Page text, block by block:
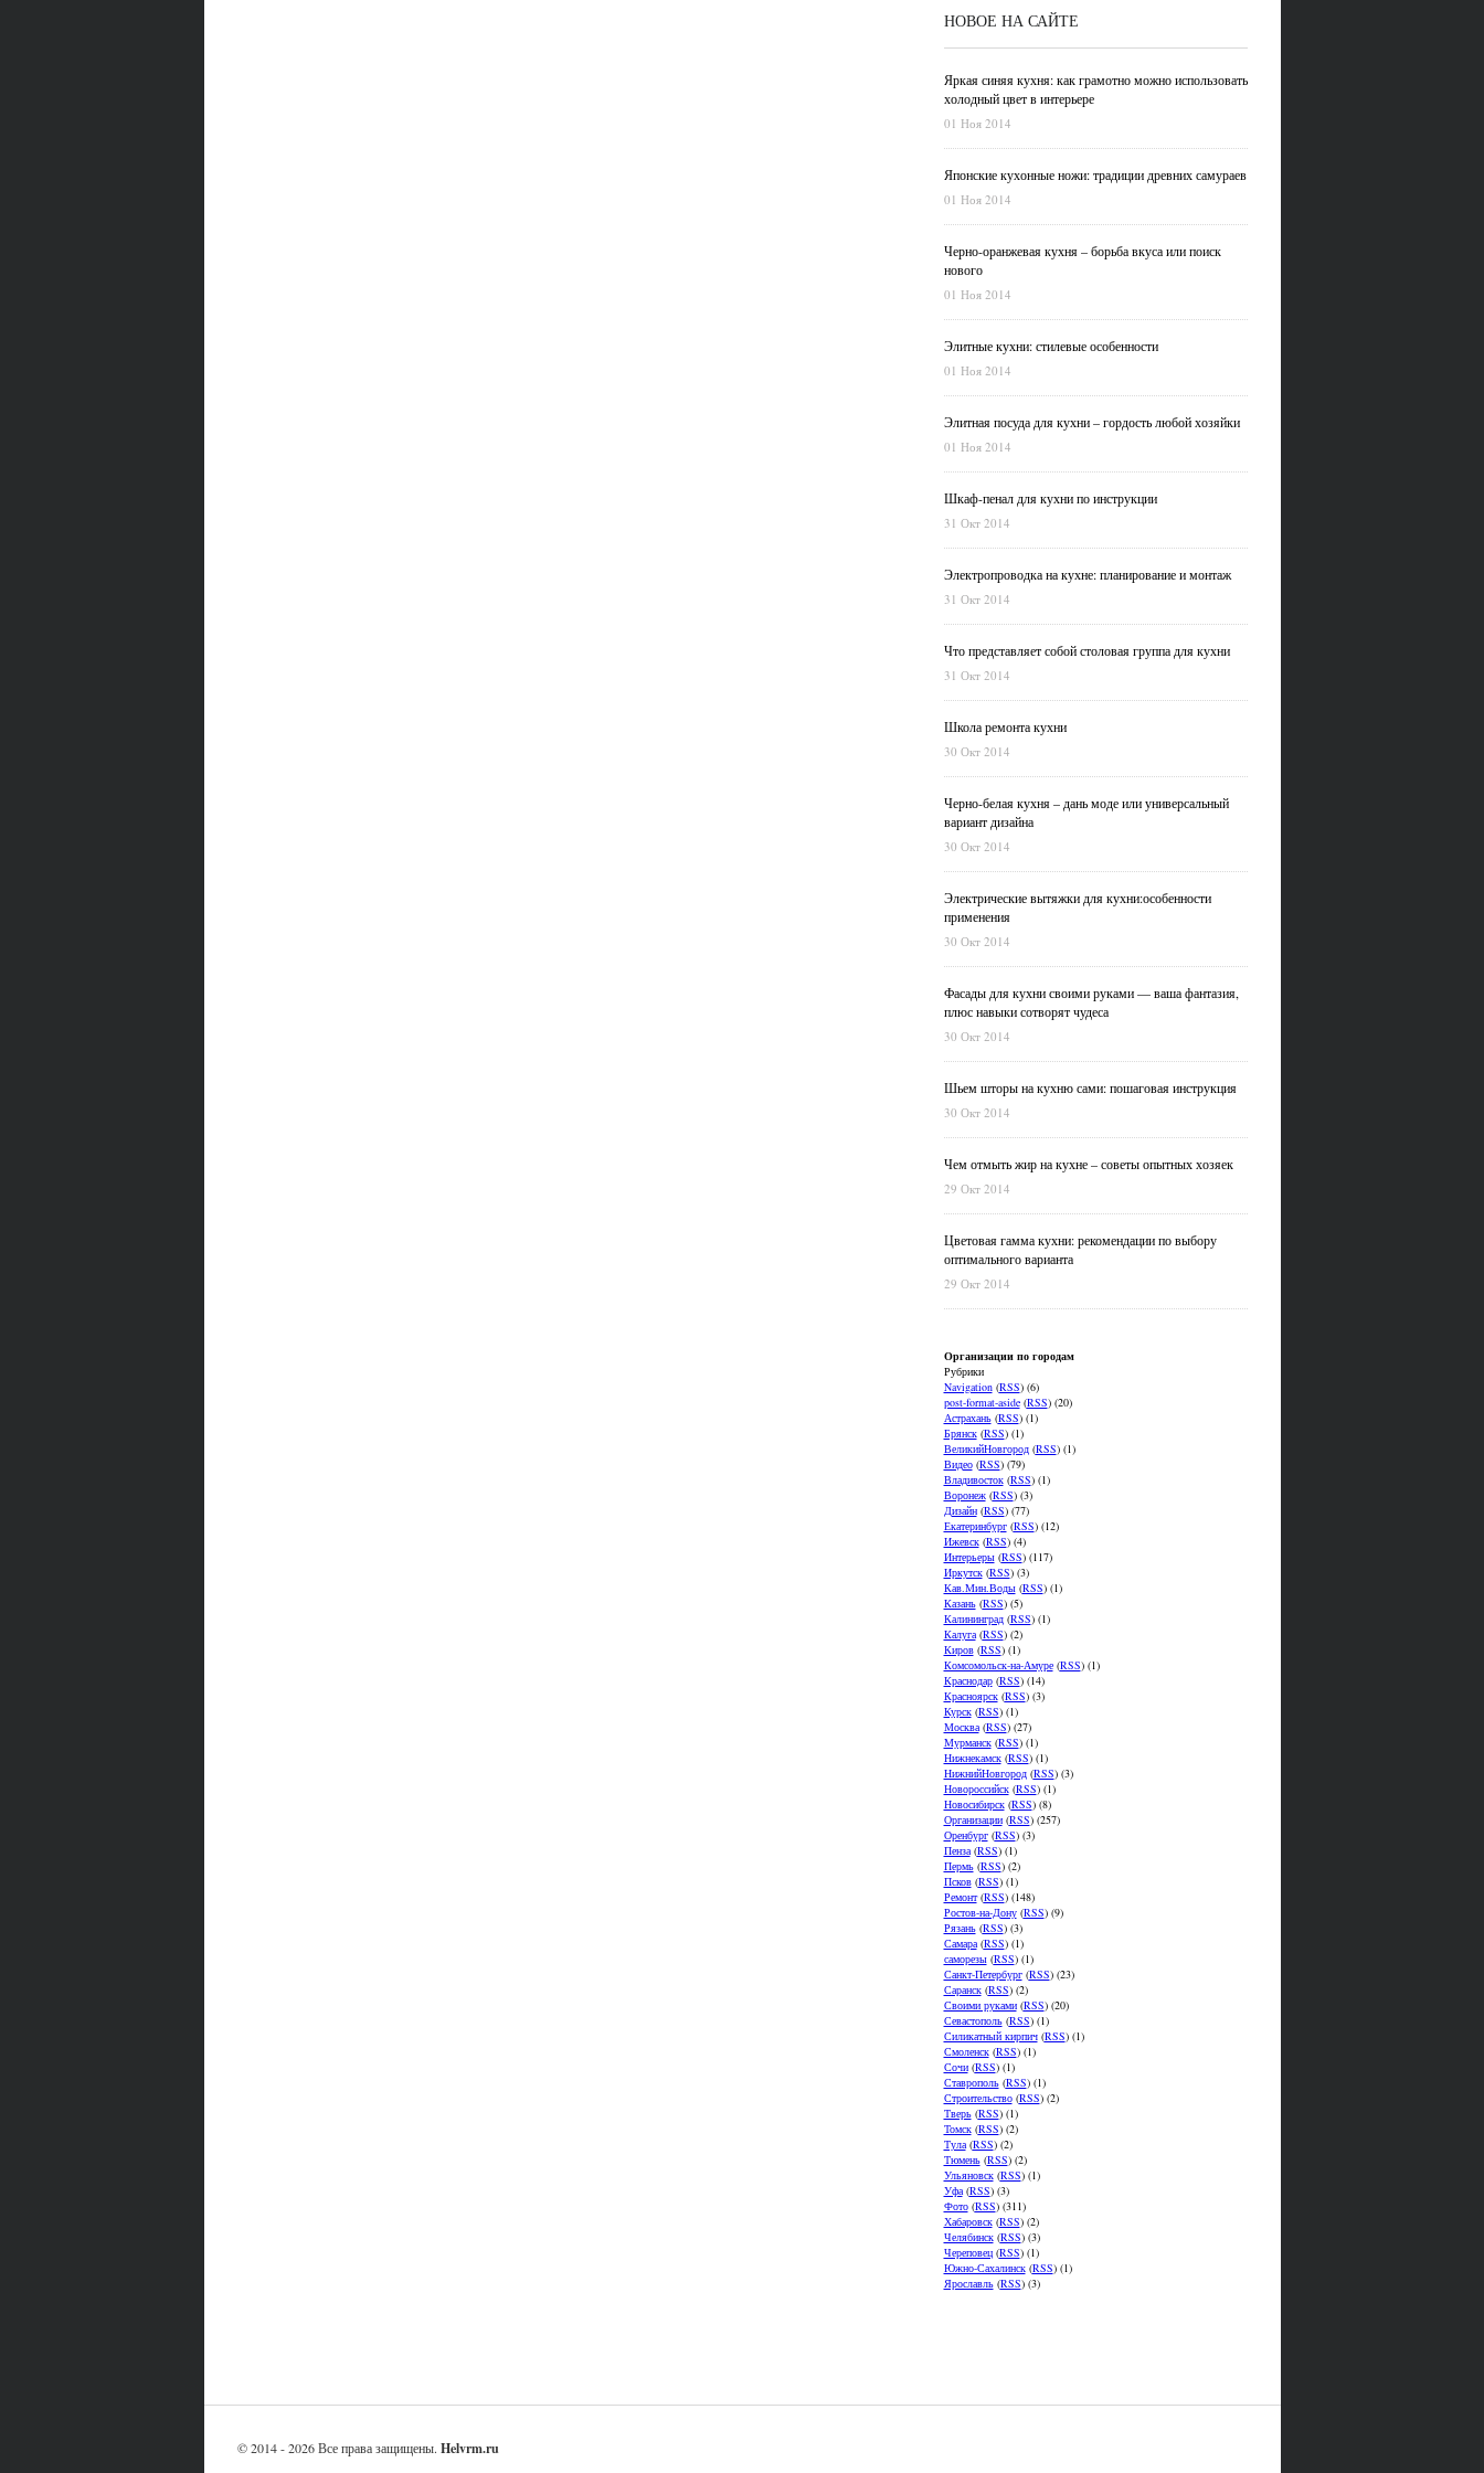
НОВОЕ НА САЙТЕ
Яркая синяя кухня: как грамотно можно использовать
холодный цвет в интерьере
01 Ноя 2014
Японские кухонные ножи: традиции древних самураев
01 Ноя 2014
Черно-оранжевая кухня – борьба вкуса или поиск
нового
01 Ноя 2014
Элитные кухни: стилевые особенности
01 Ноя 2014
Элитная посуда для кухни – гордость любой хозяйки
01 Ноя 2014
Шкаф-пенал для кухни по инструкции
31 Окт 2014
Электропроводка на кухне: планирование и монтаж
31 Окт 2014
Что представляет собой столовая группа для кухни
31 Окт 2014
Школа ремонта кухни
30 Окт 2014
Черно-белая кухня – дань моде или универсальный
вариант дизайна
30 Окт 2014
Электрические вытяжки для кухни:особенности
применения
30 Окт 2014
Фасады для кухни своими руками — ваша фантазия,
плюс навыки сотворят чудеса
30 Окт 2014
Шьем шторы на кухню сами: пошаговая инструкция
30 Окт 2014
Чем отмыть жир на кухне – советы опытных хозяек
29 Окт 2014
Цветовая гамма кухни: рекомендации по выбору
оптимального варианта
29 Окт 2014
Организации по городам
Рубрики
Navigation(RSS) (6)
post-format-aside(RSS) (20)
Астрахань(RSS) (1)
Брянск(RSS) (1)
ВеликийНовгород(RSS) (1)
Видео(RSS) (79)
Владивосток(RSS) (1)
Воронеж(RSS) (3)
Дизайн(RSS) (77)
Екатеринбург(RSS) (12)
Ижевск(RSS) (4)
Интерьеры(RSS) (117)
Иркутск(RSS) (3)
Кав.Мин.Воды(RSS) (1)
Казань(RSS) (5)
Калининград(RSS) (1)
Калуга(RSS) (2)
Киров(RSS) (1)
Комсомольск-на-Амуре(RSS) (1)
Краснодар(RSS) (14)
Красноярск(RSS) (3)
Курск(RSS) (1)
Москва(RSS) (27)
Мурманск(RSS) (1)
Нижнекамск(RSS) (1)
НижнийНовгород(RSS) (3)
Новороссийск(RSS) (1)
Новосибирск(RSS) (8)
Организации(RSS) (257)
Оренбург(RSS) (3)
Пенза(RSS) (1)
Пермь(RSS) (2)
Псков(RSS) (1)
Ремонт(RSS) (148)
Ростов-на-Дону(RSS) (9)
Рязань(RSS) (3)
Самара(RSS) (1)
саморезы(RSS) (1)
Санкт-Петербург(RSS) (23)
Саранск(RSS) (2)
Своими руками(RSS) (20)
Севастополь(RSS) (1)
Силикатный кирпич(RSS) (1)
Смоленск(RSS) (1)
Сочи(RSS) (1)
Ставрополь(RSS) (1)
Строительство(RSS) (2)
Тверь(RSS) (1)
Томск(RSS) (2)
Тула(RSS) (2)
Тюмень(RSS) (2)
Ульяновск(RSS) (1)
Уфа(RSS) (3)
Фото(RSS) (311)
Хабаровск(RSS) (2)
Челябинск(RSS) (3)
Череповец(RSS) (1)
Южно-Сахалинск(RSS) (1)
Ярославль(RSS) (3)
© 2014 - 2026 Все права защищены. Helvrm.ru